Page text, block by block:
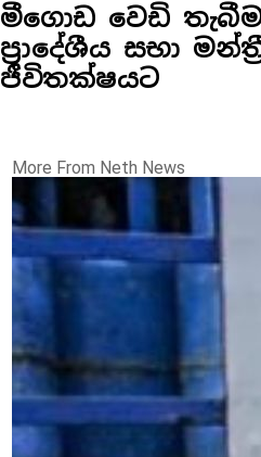
මීගොඩ වෙඩි
ප්‍රාදේශීය සභා
ජීවිතක්ෂයට
More From Neth News